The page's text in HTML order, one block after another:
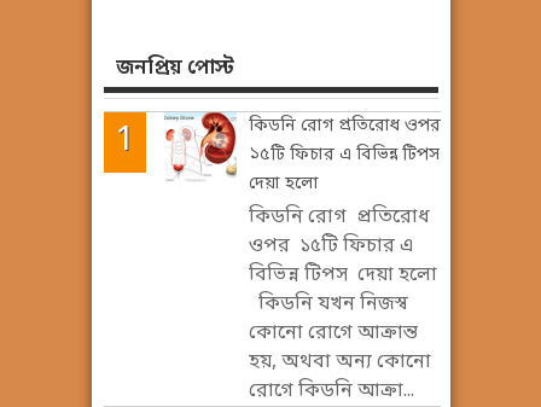
জনপ্রিয় পোস্ট
কিডনি রোগ প্রতিরোধ ওপর
১৫টি ফিচার এ বিভিন্ন টিপস
দেয়া হলো
কিডনি রোগ প্রতিরোধ
ওপর ১৫টি ফিচার এ
বিভিন্ন টিপস দেয়া হলো
কিডনি যখন নিজস্ব
কোনো রোগে আক্রান্ত
হয়, অথবা অন্য কোনো
রোগে কিডনি আক্রা...